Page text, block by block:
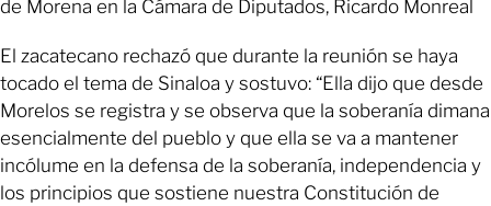
de Morena en la Cámara de Diputados, Ricardo Monreal
El zacatecano rechazó que durante la reunión se haya
tocado el tema de Sinaloa y sostuvo: “Ella dijo que desde
Morelos se registra y se observa que la soberanía dimana
esencialmente del pueblo y que ella se va a mantener
incólume en la defensa de la soberanía, independencia y
los principios que sostiene nuestra Constitución de